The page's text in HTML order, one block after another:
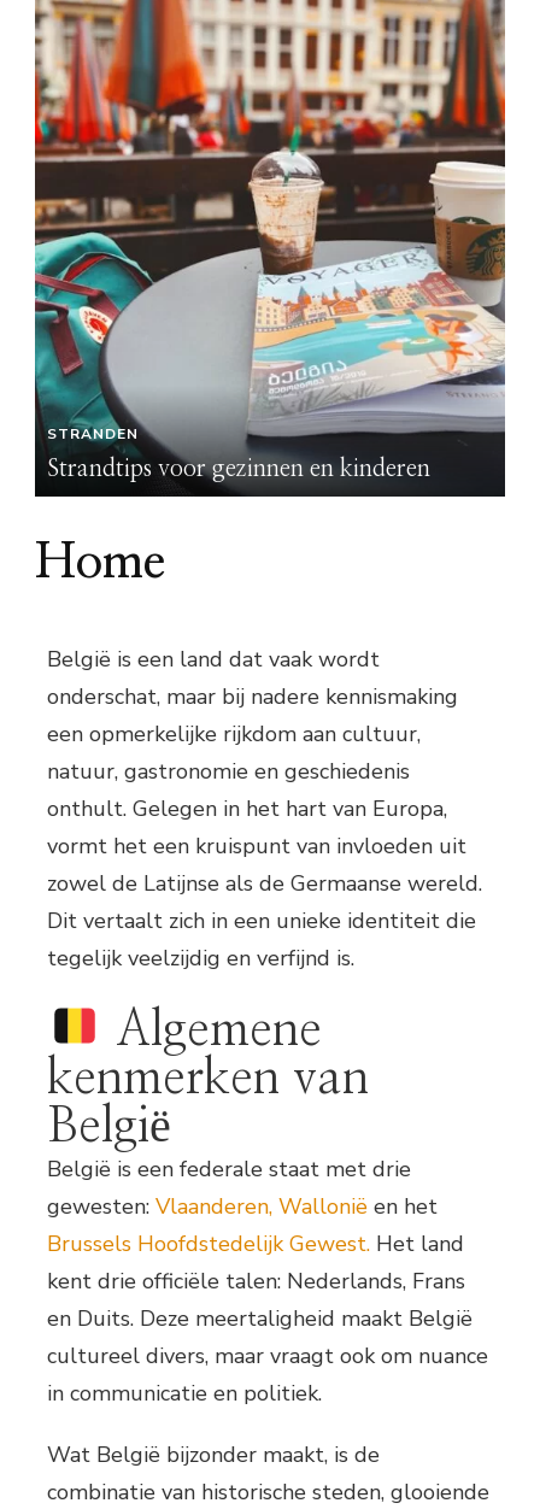
STRANDEN
Strandtips voor gezinnen en kinderen
Home
België is een land dat vaak wordt
onderschat, maar bij nadere kennismaking
een opmerkelijke rijkdom aan cultuur,
natuur, gastronomie en geschiedenis
onthult. Gelegen in het hart van Europa,
vormt het een kruispunt van invloeden uit
zowel de Latijnse als de Germaanse wereld.
Dit vertaalt zich in een unieke identiteit die
tegelijk veelzijdig en verfijnd is.
Algemene
kenmerken van
België
België is een federale staat met drie
gewesten: Vlaanderen, Wallonië en het
Brussels Hoofdstedelijk Gewest. Het land
kent drie officiële talen: Nederlands, Frans
en Duits. Deze meertaligheid maakt België
cultureel divers, maar vraagt ook om nuance
in communicatie en politiek.
Wat België bijzonder maakt, is de
combinatie van historische steden, glooiende